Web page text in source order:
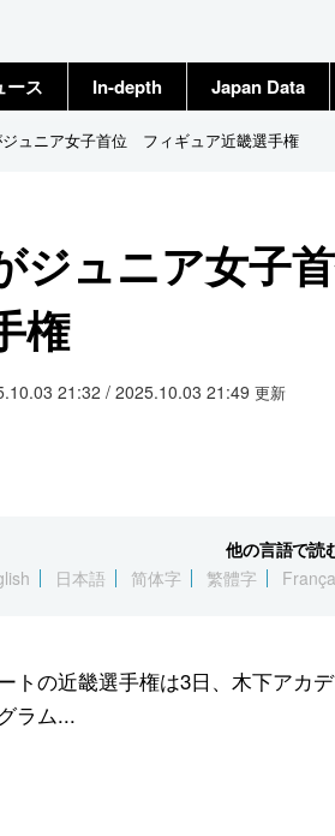
ース
プ
In-depth Japan Data
ジュニア女子首位 フィギュア近畿選手権
ジュニア女子
権
21:32 / 2025.10.03 21:49 更新
他の言語で読
日本語 简体字 繁體字
トの近畿選手権は3日、木下アカ
ラム...